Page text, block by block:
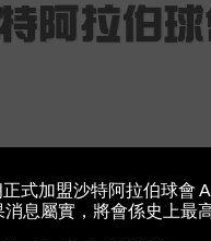
阿拉伯
式加盟沙特阿拉伯球會
息屬實，將會係史上最